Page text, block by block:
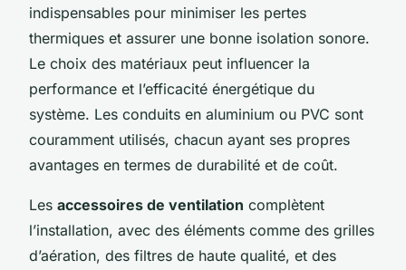
indispensables pour minimiser les pertes
thermiques et assurer une bonne isolation sonore.
Le choix des matériaux peut influencer la
performance et l’efficacité énergétique du
système. Les conduits en aluminium ou PVC sont
couramment utilisés, chacun ayant ses propres
avantages en termes de durabilité et de coût.
Les accessoires de ventilation complètent
l’installation, avec des éléments comme des grilles
d’aération, des filtres de haute qualité, et des